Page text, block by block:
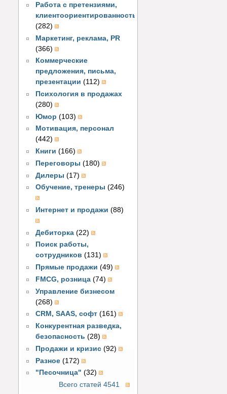
Работа с претензиями,
клиентоориентированность
(282)
Маркетинг, реклама, PR
(366)
Коммерческие
предложения, письма,
презентации (112)
Психология в продажах
(280)
Юмор (103)
Мотивация, персонал
(442)
Книги (166)
Переговоры (180)
Дилеры (17)
Обучение, тренеры (246)
Интернет и продажи (88)
Дебиторка (22)
Поиск работы,
сотрудников (131)
Прямые продажи (49)
FMCG, розница (74)
Управление бизнесом
(268)
CRM, SAAS, софт (161)
Конкурентная разведка,
безопасность (28)
Продажи и кризис (92)
Разное (172)
"Песочница" (32)
Всего статей 4541